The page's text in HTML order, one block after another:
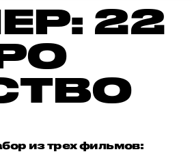
22
из трех фильмов: